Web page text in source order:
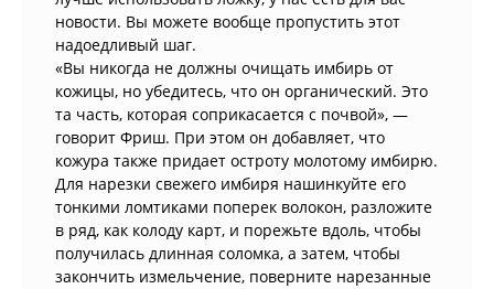
новости. Вы можете вообще пропустить этот
надоедливый шаг.
«Вы никогда не должны очищать имбирь от
кожицы, но убедитесь, что он органический. Это
та часть, которая соприкасается с почвой», —
говорит Фриш. При этом он добавляет, что
кожура также придает остроту молотому имбирю.
Для нарезки свежего имбиря нашинкуйте его
тонкими ломтиками поперек волокон, разложите
в ряд, как колоду карт, и порежьте вдоль, чтобы
получилась длинная соломка, а затем, чтобы
закончить измельчение, поверните нарезанные